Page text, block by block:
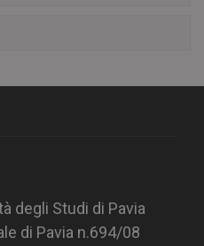
degli Studi di Pavia
di Pavia n.694/08